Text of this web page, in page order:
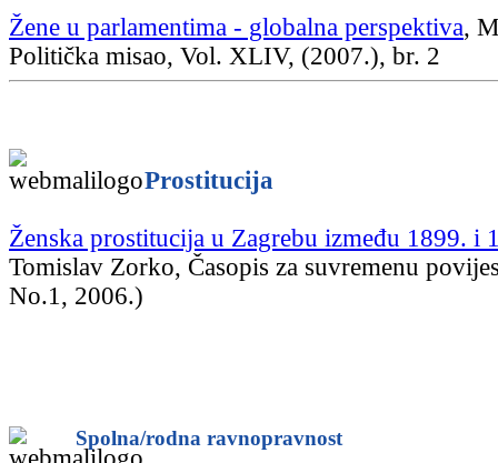
Žene u parlamentima - globalna perspektiva,
Politička misao, Vol. XLIV, (2007.), br. 2
Prostitucija
Ženska prostitucija u Zagrebu između 1899. i
Tomislav Zorko, Časopis za suvremenu
No.1, 2006.)
Spolna/rodna ravnopravnost